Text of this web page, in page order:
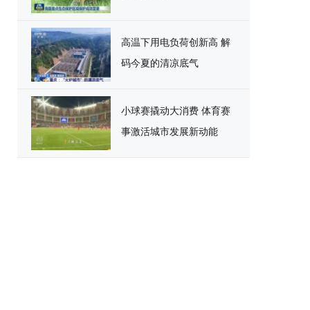
高温下用电负荷创新高 解
码今夏的清凉底气
小球赛撬动大消费 体育赛
事激活城市发展新动能